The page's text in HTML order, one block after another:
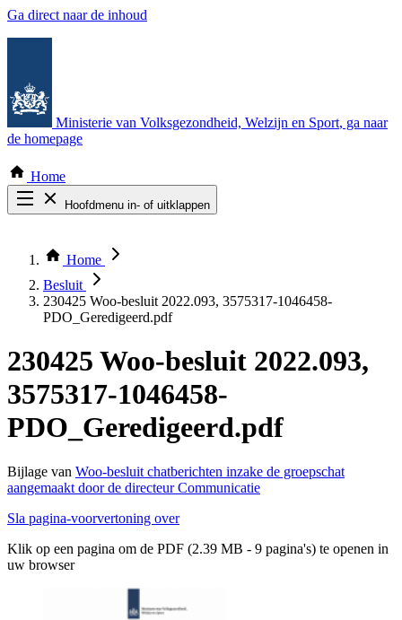
Ga direct naar de inhoud
Ministerie van Volksgezondheid, Welzijn en Sport, ga naar
de homepage
Home
Hoofdmenu in- of uitklappen
Thema COVID-19
Bekijk per bestuursorgaan
Home
Besluit
230425 Woo-besluit 2022.093, 3575317-1046458-
PDO_Geredigeerd.pdf
230425 Woo-besluit 2022.093,
3575317-1046458-
PDO_Geredigeerd.pdf
Bijlage van Woo-besluit chatberichten inzake de groepschat
aangemaakt door de directeur Communicatie
Sla pagina-voorvertoning over
Klik op een pagina om de PDF (2.39 MB - 9 pagina's) te openen in
uw browser